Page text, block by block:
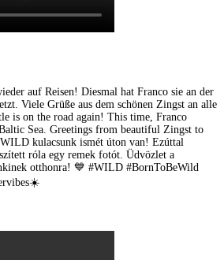
auf Reisen! Diesmal hat Franco sie an der
Viele Grüße aus dem schönen Zingst an alle
is on the road again! This time, Franco
Sea. Greetings from beautiful Zingst to
kulacsunk ismét úton van! Ezúttal
róla egy remek fotót. Üdvözlet a
otthonra! 💙 #WILD #BornToBeWild